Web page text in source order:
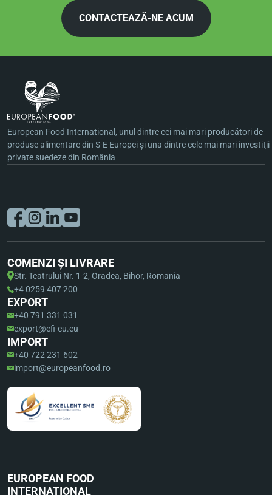
CONTACTEAZĂ-NE ACUM
European Food International, unul dintre cei mai mari producători de
produse alimentare din S-E Europei şi una dintre cele mai mari investiţii
private suedeze din România
COMENZI ȘI LIVRARE
Str. Teatrului Nr. 1-2, Oradea, Bihor, Romania
+4 0259 407 200
EXPORT
+40 791 331 031
export@efi-eu.eu
IMPORT
+40 722 231 602
import@europeanfood.ro
EUROPEAN FOOD
INTERNATIONAL